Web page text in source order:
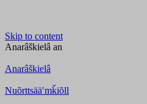
Skip to content
Anarâškielâ an
Anarâškielâ
Nuõrttsääʹmǩiõll